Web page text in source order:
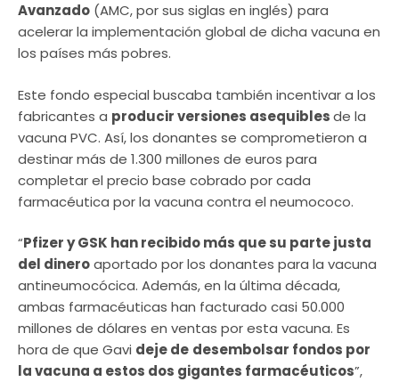
Avanzado (AMC, por sus siglas en inglés) para
acelerar la implementación global de dicha vacuna en
los países más pobres.
Este fondo especial buscaba también incentivar a los
fabricantes a producir versiones asequiblesde la
vacuna PVC. Así, los donantes se comprometieron a
destinar más de 1.300 millones de euros para
completar el precio base cobrado por cada
farmacéutica por la vacuna contra el neumococo.
“Pfizer y GSK han recibido más que su parte justa
del dineroaportado por los donantes para la vacuna
antineumocócica. Además, en la última década,
ambas farmacéuticas han facturado casi 50.000
millones de dólares en ventas por esta vacuna. Es
hora de que Gavi deje de desembolsar fondos por
la vacuna a estos dos gigantes farmacéuticos”,